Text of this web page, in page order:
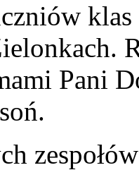
klas
Pani